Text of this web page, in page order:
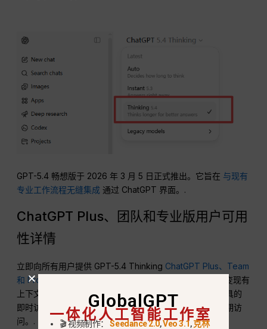
GPT-5.4 畅想版于 2026 年 3 月 5 日正式推出。它旨在 与现有
专业工作流程无缝集成 通过 ChatGPT 界面。.
ChatGPT Plus、团队和专业版用户可用
性详情
立即向所有用户提供 GPT-5.4 Thinking ChatGPT Plus、Team
和 Pro 订阅者
. .它可以直接替代以前的思维模式，在不改变现有
上下文窗口限制的情况下，提供对新的可转向性和研究工具的
即时访问。企业和教育计划管理员可通过特定设置启用早期访
问。.
GlobalGPT
一体化人工智能工作室
🎬 视频制作：Seedance 2.0,Veo 3.1,克林